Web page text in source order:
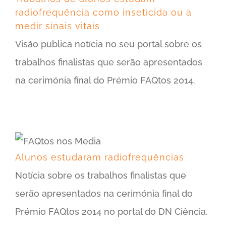
radiofrequência como inseticida ou a
medir sinais vitais
Visão publica notícia no seu portal sobre os
trabalhos finalistas que serão apresentados
na cerimónia final do Prémio FAQtos 2014.
Alunos estudaram radiofrequências
Notícia sobre os trabalhos finalistas que
serão apresentados na cerimónia final do
Prémio FAQtos 2014 no portal do DN Ciência.